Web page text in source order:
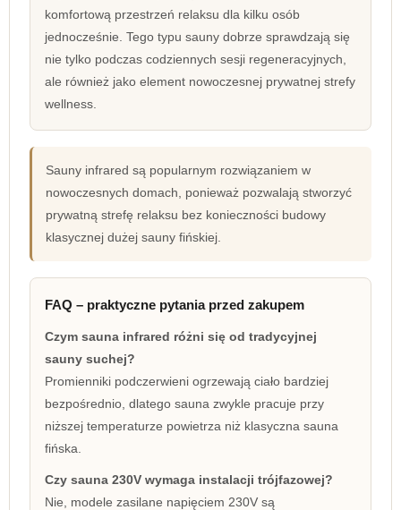
komfortową przestrzeń relaksu dla kilku osób
jednocześnie. Tego typu sauny dobrze sprawdzają się
nie tylko podczas codziennych sesji regeneracyjnych,
ale również jako element nowoczesnej prywatnej strefy
wellness.
Sauny infrared są popularnym rozwiązaniem w
nowoczesnych domach, ponieważ pozwalają stworzyć
prywatną strefę relaksu bez konieczności budowy
klasycznej dużej sauny fińskiej.
FAQ – praktyczne pytania przed zakupem
Czym sauna infrared różni się od tradycyjnej
sauny suchej?
Promienniki podczerwieni ogrzewają ciało bardziej
bezpośrednio, dlatego sauna zwykle pracuje przy
niższej temperaturze powietrza niż klasyczna sauna
fińska.
Czy sauna 230V wymaga instalacji trójfazowej?
Nie, modele zasilane napięciem 230V są